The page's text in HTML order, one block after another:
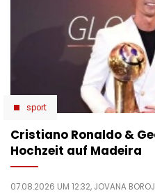
sport
Cristiano Ronaldo &
Hochzeit auf Madeira
07.08.2026 UM 12:32, JOVANA